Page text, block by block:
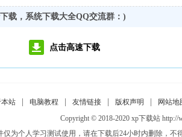
载，系统下载大全QQ交流群： )
点击高速下载
本站 电脑教程 友情链接 版权声明 网站地
Copyright © 2018-2020 xp下载站
仅为个人学习测试使用，请在下载后24小时内删除，